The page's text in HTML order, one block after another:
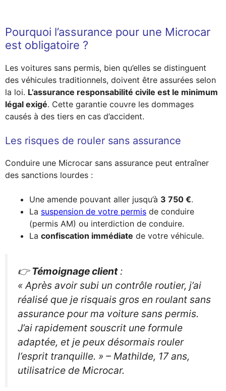
Pourquoi l’assurance pour une Microcar
est obligatoire ?
Les voitures sans permis, bien qu’elles se distinguent
des véhicules traditionnels, doivent être assurées selon
la loi. L’assurance responsabilité civile est le minimum
légal exigé. Cette garantie couvre les dommages
causés à des tiers en cas d’accident.
Les risques de rouler sans assurance
Conduire une Microcar sans assurance peut entraîner
des sanctions lourdes :
Une amende pouvant aller jusqu’à 3 750 €.
La suspension de votre permis de conduire
(permis AM) ou interdiction de conduire.
La confiscation immédiate de votre véhicule.
👉Témoignage client:
« Après avoir subi un contrôle routier, j’ai
réalisé que je risquais gros en roulant sans
assurance pour ma voiture sans permis.
J’ai rapidement souscrit une formule
adaptée, et je peux désormais rouler
l’esprit tranquille. » – Mathilde, 17 ans,
utilisatrice de Microcar.